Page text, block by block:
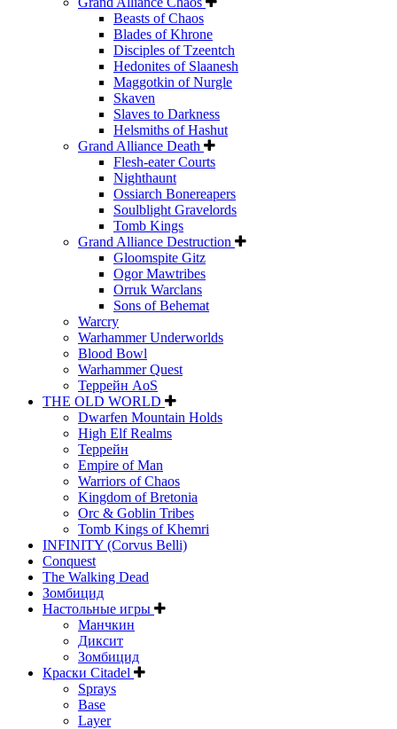
Beasts of Chaos
Blades of Khrone
Disciples of Tzeentch
Hedonites of Slaanesh
Maggotkin of Nurgle
Skaven
Slaves to Darkness
Helsmiths of Hashut
Grand Alliance Death
Flesh-eater Courts
Nighthaunt
Ossiarch Bonereapers
Soulblight Gravelords
Tomb Kings
Grand Alliance Destruction
Gloomspite Gitz
Ogor Mawtribes
Orruk Warclans
Sons of Behemat
Warcry
Warhammer Underworlds
Blood Bowl
Warhammer Quest
Террейн AoS
THE OLD WORLD
Dwarfen Mountain Holds
High Elf Realms
Террейн
Empire of Man
Warriors of Chaos
Kingdom of Bretonia
Orc & Goblin Tribes
Tomb Kings of Khemri
INFINITY (Corvus Belli)
Conquest
The Walking Dead
Зомбицид
Настольные игры
Манчкин
Диксит
Зомбицид
Краски Citadel
Sprays
Base
Layer